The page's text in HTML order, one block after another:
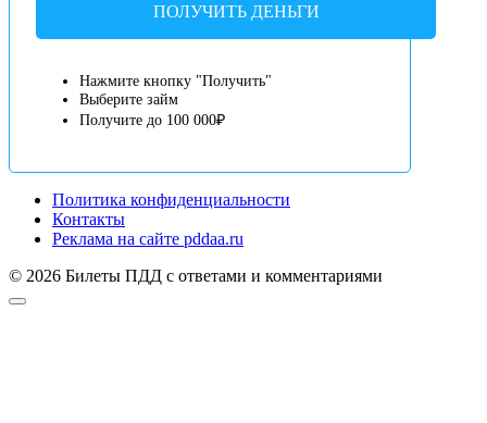
ПОЛУЧИТЬ ДЕНЬГИ
Нажмите кнопку "Получить"
Выберите займ
Получите до 100 000₽
Политика конфиденциальности
Контакты
Реклама на сайте pddaa.ru
© 2026 Билеты ПДД с ответами и комментариями